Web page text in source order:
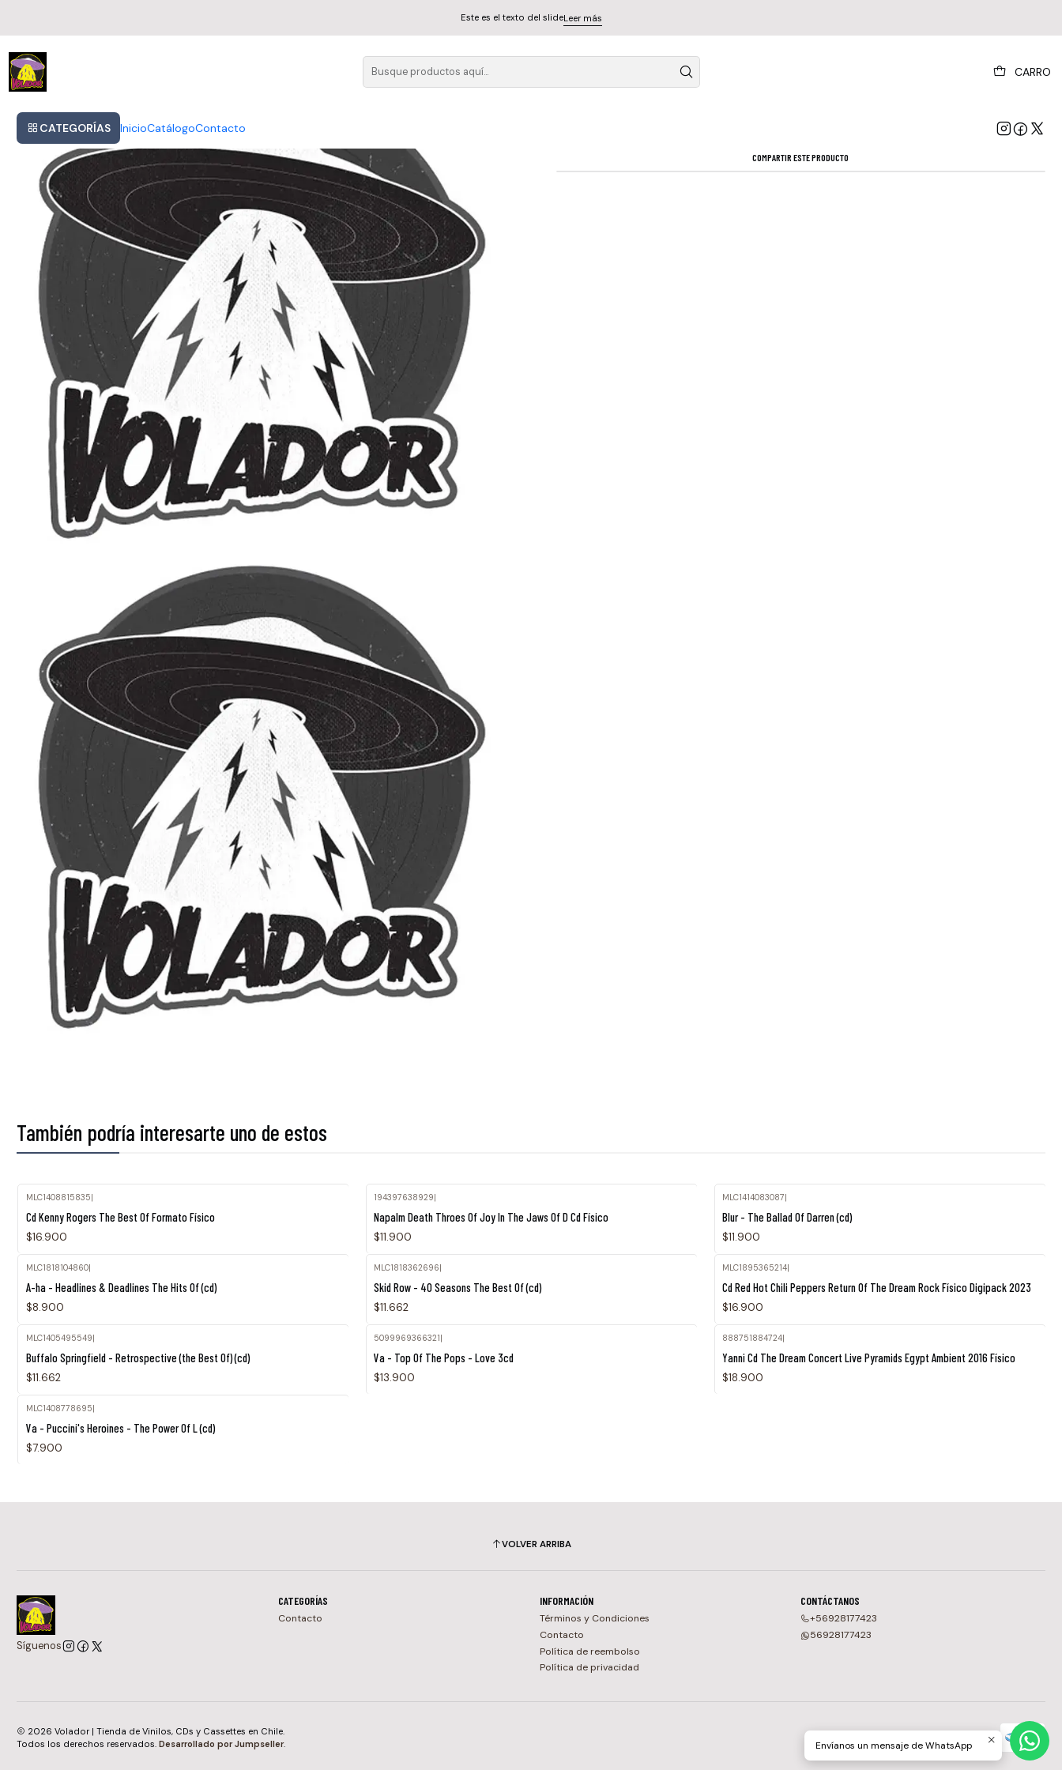
CARRO
CATEGORÍAS InicioCatálogoContacto
Este es el texto del slideLeer más
Porcupine Tree Cd On The Sunday Of Life Físico Álbum
COMPARTIR ESTE PRODUCTO
También podría interesarte uno de estos
MLC1408815835|
Cd Kenny Rogers The Best Of Formato Físico
$16.900
194397638929|
Napalm Death Throes Of Joy In The Jaws Of D Cd Físico
$11.900
MLC1414083087|
Blur - The Ballad Of Darren (cd)
$11.900
MLC1818104860|
A-ha - Headlines & Deadlines The Hits Of (cd)
$8.900
MLC1818362696|
Skid Row - 40 Seasons The Best Of (cd)
$11.662
MLC1895365214|
Cd Red Hot Chili Peppers Return Of The Dream Rock Físico Digipack 2023
$16.900
MLC1405495549
Buffalo Springfield - Retrospective (the Best Of) (cd)
$11.662
5099969366321
Va - Top Of The Pops - Love 3cd
$13.900
888751884724
Yanni Cd The Dream Concert Live Pyramids Egypt Ambient 2016 Físico
$18.900
MLC1408778695
Va - Puccini's Heroines - The Power Of L (cd)
$7.900
VOLVER ARRIBA
Síguenos
CATEGORÍAS
Contacto
INFORMACIÓN
Términos y Condiciones
Contacto
Política de reembolso
Política de privacidad
CONTÁCTANOS
+56928177423
56928177423
2026 Volador | Tienda de Vinilos, CDs y Cassettes en Chile.
Todos los derechos reservados. Desarrollado por Jumpseller. Envíanos un mensaje de WhatsApp